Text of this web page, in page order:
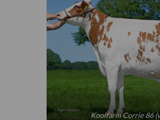
Kooifarm Corrie 86